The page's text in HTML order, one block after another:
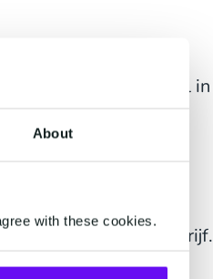
About
with these cookies.
bij het eerste verschil in
is aan je bedrijf.
radiostation 538 of